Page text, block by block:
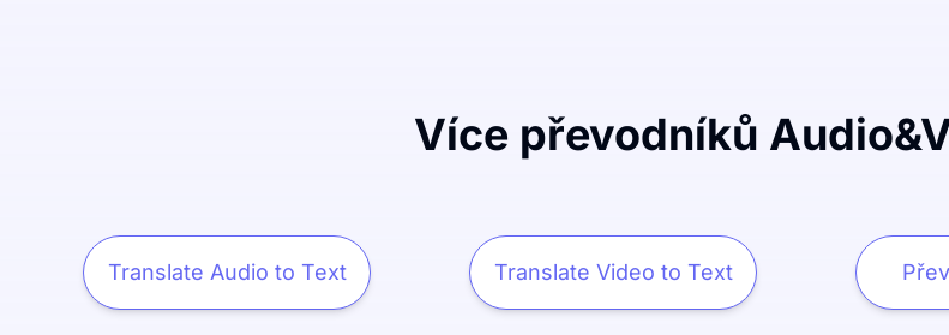
Více převodníků
Translate Audio to Text Translate Video to Text